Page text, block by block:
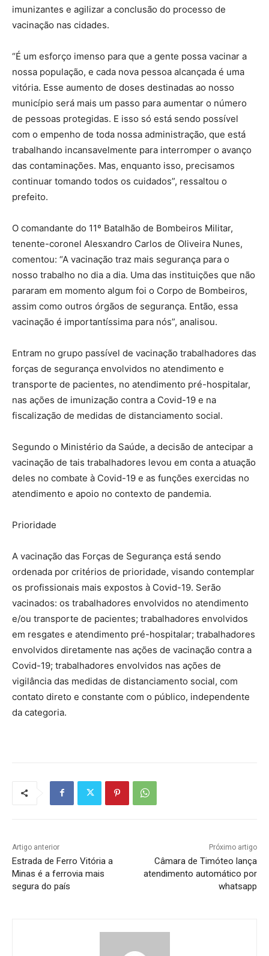
imunizantes e agilizar a conclusão do processo de
vacinação nas cidades.
“É um esforço imenso para que a gente possa vacinar a
nossa população, e cada nova pessoa alcançada é uma
vitória. Esse aumento de doses destinadas ao nosso
município será mais um passo para aumentar o número
de pessoas protegidas. E isso só está sendo possível
com o empenho de toda nossa administração, que está
trabalhando incansavelmente para interromper o avanço
das contaminações. Mas, enquanto isso, precisamos
continuar tomando todos os cuidados”, ressaltou o
prefeito.
O comandante do 11º Batalhão de Bombeiros Militar,
tenente-coronel Alesxandro Carlos de Oliveira Nunes,
comentou: “A vacinação traz mais segurança para o
nosso trabalho no dia a dia. Uma das instituições que não
pararam em momento algum foi o Corpo de Bombeiros,
assim como outros órgãos de segurança. Então, essa
vacinação é importantíssima para nós”, analisou.
Entram no grupo passível de vacinação trabalhadores das
forças de segurança envolvidos no atendimento e
transporte de pacientes, no atendimento pré-hospitalar,
nas ações de imunização contra a Covid-19 e na
fiscalização de medidas de distanciamento social.
Segundo o Ministério da Saúde, a decisão de antecipar a
vacinação de tais trabalhadores levou em conta a atuação
deles no combate à Covid-19 e as funções exercidas no
atendimento e apoio no contexto de pandemia.
Prioridade
A vacinação das Forças de Segurança está sendo
ordenada por critérios de prioridade, visando contemplar
os profissionais mais expostos à Covid-19. Serão
vacinados: os trabalhadores envolvidos no atendimento
e/ou transporte de pacientes; trabalhadores envolvidos
em resgates e atendimento pré-hospitalar; trabalhadores
envolvidos diretamente nas ações de vacinação contra a
Covid-19; trabalhadores envolvidos nas ações de
vigilância das medidas de distanciamento social, com
contato direto e constante com o público, independente
da categoria.
Artigo anterior
Estrada de Ferro Vitória a
Minas é a ferrovia mais
segura do país
Próximo artigo
Câmara de Timóteo lança
atendimento automático por
whatsapp